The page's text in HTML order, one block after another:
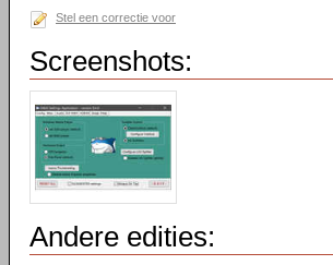
Stel een correctie voor
Screenshots:
Andere edities: